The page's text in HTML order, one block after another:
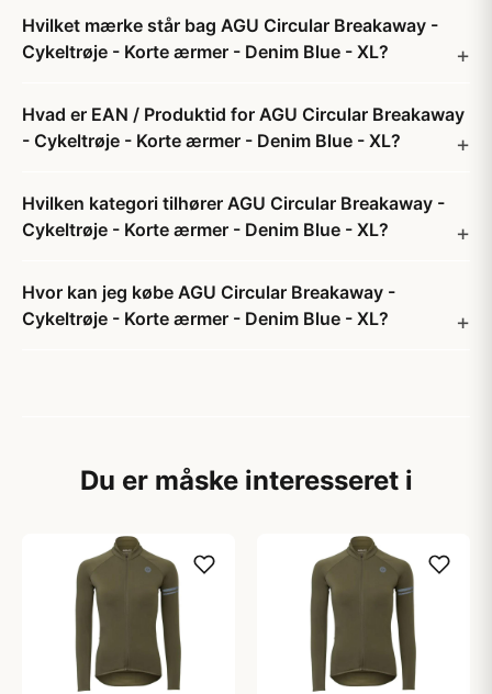
Hvilket mærke står bag AGU Circular Breakaway -
Cykeltrøje - Korte ærmer - Denim Blue - XL?
Hvad er EAN / Produktid for AGU Circular Breakaway
- Cykeltrøje - Korte ærmer - Denim Blue - XL?
Hvilken kategori tilhører AGU Circular Breakaway -
Cykeltrøje - Korte ærmer - Denim Blue - XL?
Hvor kan jeg købe AGU Circular Breakaway -
Cykeltrøje - Korte ærmer - Denim Blue - XL?
Du er måske interesseret i